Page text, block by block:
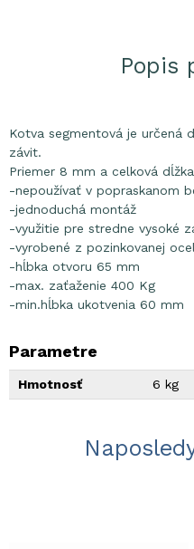
Popis
Parametre
Hmotnosť 6 kg
Kotva segmentová je určená
závit.
Priemer 8 mm a celková
-nepoužívať v popraskanom
-jednoduchá montáž
-využitie pre stredne vysoké
-vyrobené z pozinkovanej
-hĺbka otvoru 65 mm
-max. zaťaženie 400 Kg
-min.hĺbka ukotvenia 60 mm